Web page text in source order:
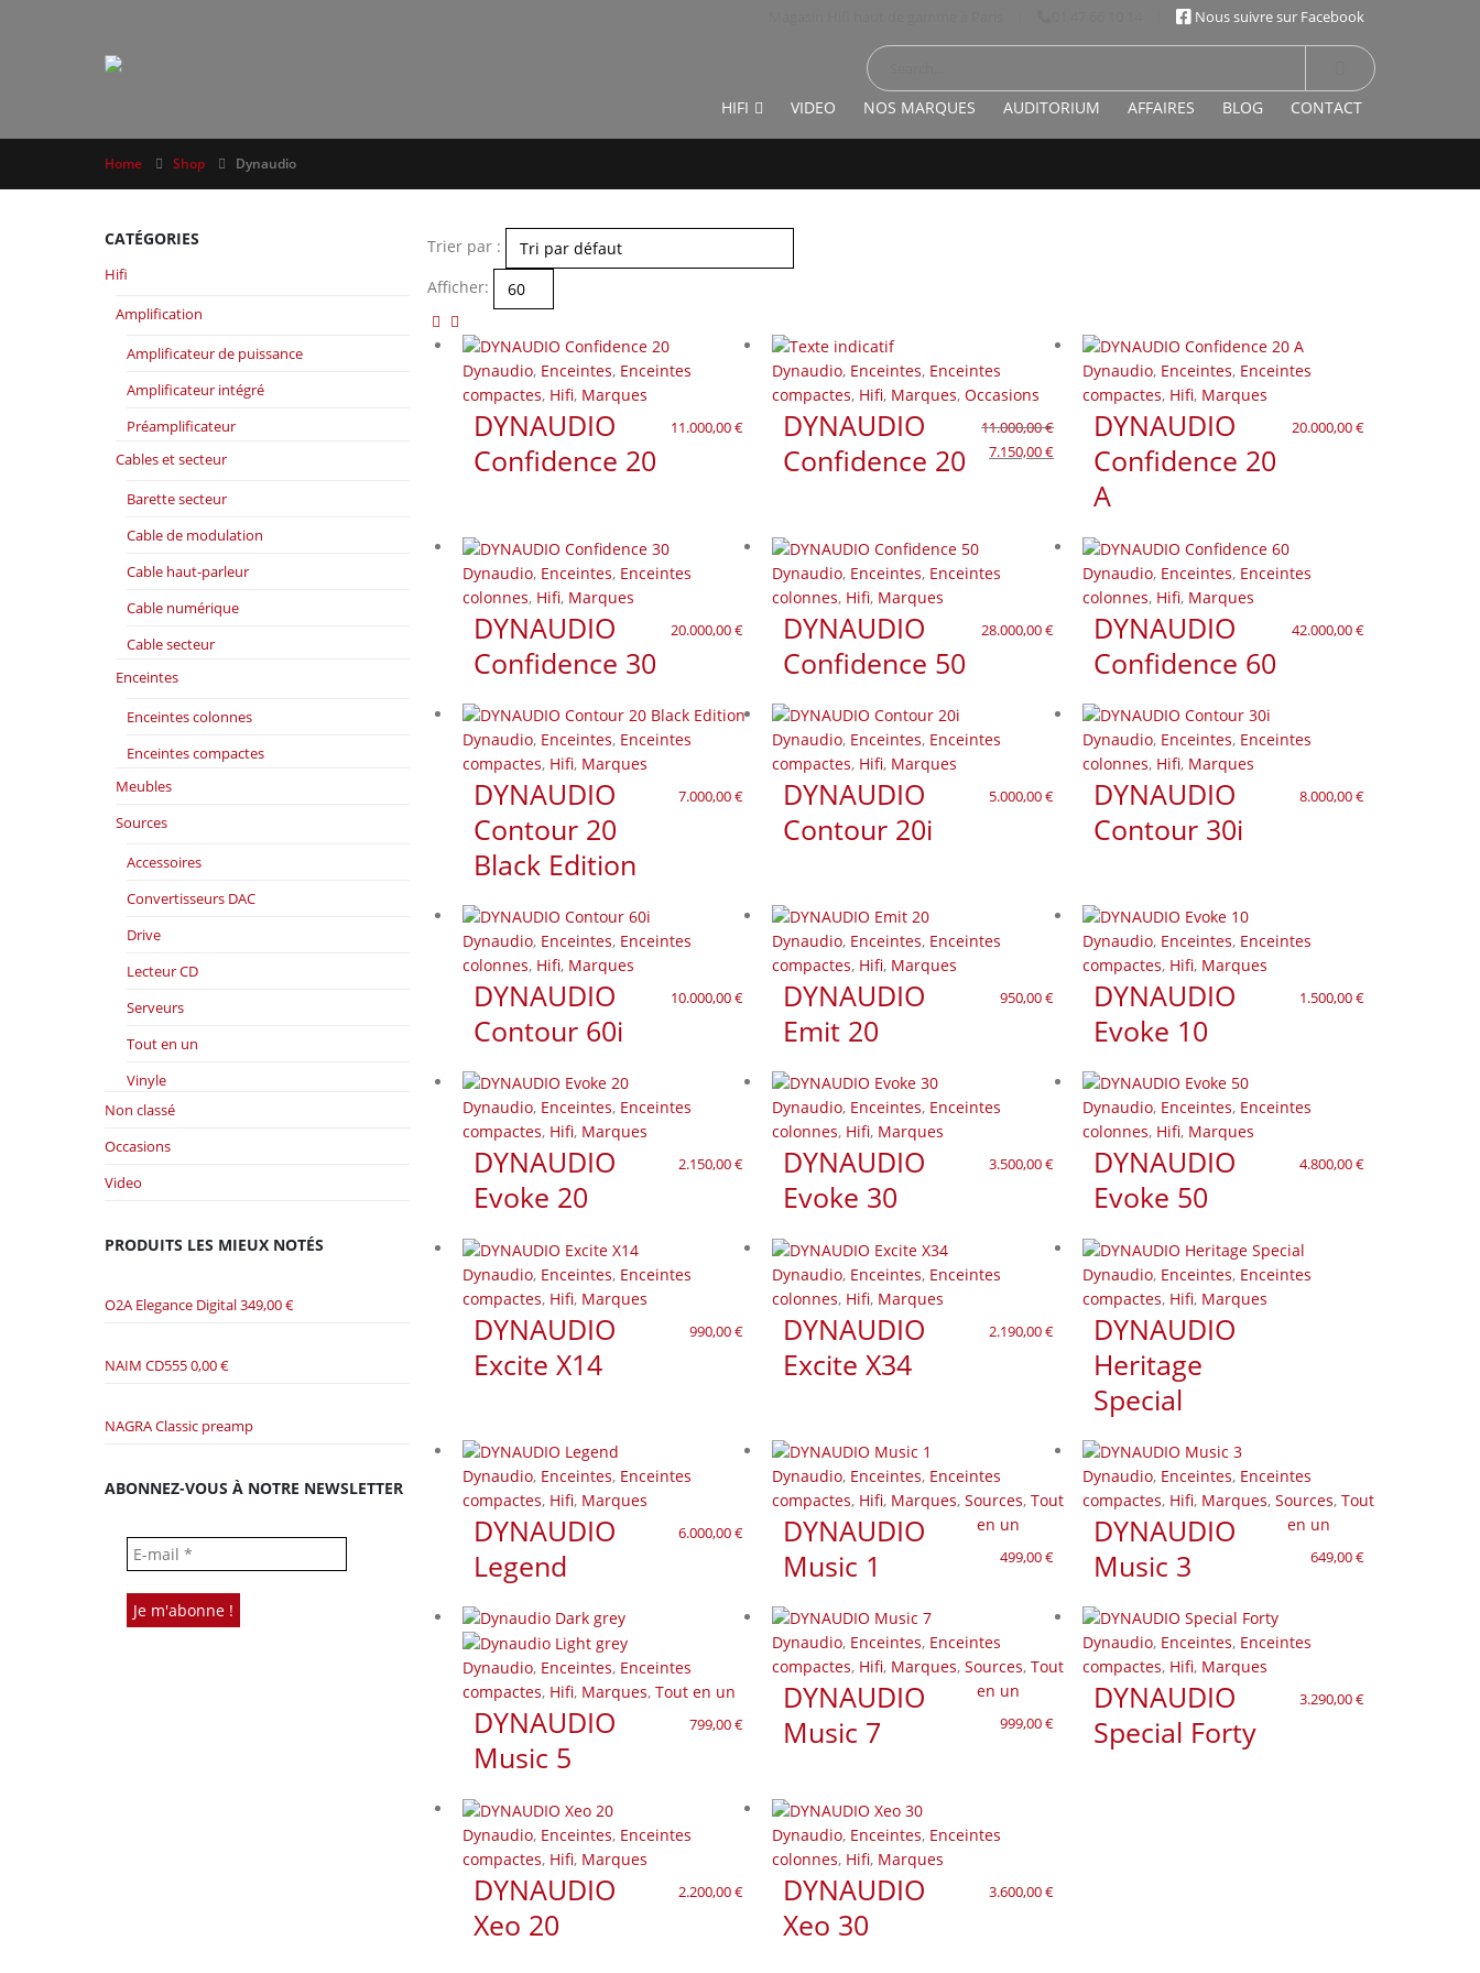
Nous suivre sur Facebook
HIFI VIDEO NOS MARQUES AUDITORIUM AFFAIRES BLOG CONTACT
Home Shop Dynaudio
Trier par :
Afficher:
Dynaudio, Enceintes, Enceintes
compactes, Hifi, Marques
DYNAUDIO
Confidence 20
11.000,00€
Dynaudio, Enceintes, Enceintes
compactes, Hifi, Marques,Occasions
DYNAUDIO
Confidence 20
11.000,00€
Le
11.000,00 €.
7.150,00€Le
7.150,00 €.
Dynaudio, Enceintes, Enceintes
compactes, Hifi, Marques
DYNAUDIO
Confidence 20
A
20.000,00€
Dynaudio, Enceintes, Enceintes
colonnes, Hifi, Marques
DYNAUDIO
Confidence 30
20.000,00€
Dynaudio, Enceintes, Enceintes
colonnes, Hifi, Marques
DYNAUDIO
Confidence 50
28.000,00€
Dynaudio, Enceintes, Enceintes
colonnes, Hifi, Marques
DYNAUDIO
Confidence 60
42.000,00€
Dynaudio, Enceintes, Enceintes
compactes, Hifi, Marques
DYNAUDIO
Contour 20
Black Edition
7.000,00€
Dynaudio, Enceintes, Enceintes
compactes, Hifi, Marques
DYNAUDIO
Contour 20i
5.000,00€
Dynaudio, Enceintes, Enceintes
colonnes, Hifi, Marques
DYNAUDIO
Contour 30i
8.000,00€
Dynaudio, Enceintes, Enceintes
colonnes, Hifi, Marques
DYNAUDIO
Contour 60i
10.000,00€
Dynaudio, Enceintes, Enceintes
compactes, Hifi, Marques
DYNAUDIO
Emit 20
950,00€
Dynaudio, Enceintes, Enceintes
compactes, Hifi, Marques
DYNAUDIO
Evoke 10
1.500,00€
Dynaudio, Enceintes, Enceintes
compactes, Hifi, Marques
DYNAUDIO
Evoke 20
2.150,00€
Dynaudio, Enceintes, Enceintes
colonnes, Hifi, Marques
DYNAUDIO
Evoke 30
3.500,00€
Dynaudio, Enceintes, Enceintes
colonnes, Hifi, Marques
DYNAUDIO
Evoke 50
4.800,00€
Dynaudio, Enceintes, Enceintes
compactes, Hifi, Marques
DYNAUDIO
Excite X14
990,00€
Dynaudio, Enceintes, Enceintes
colonnes, Hifi, Marques
DYNAUDIO
Excite X34
2.190,00€
Dynaudio, Enceintes, Enceintes
compactes, Hifi, Marques
DYNAUDIO
Heritage
Special
Dynaudio, Enceintes, Enceintes
compactes, Hifi, Marques
DYNAUDIO
Legend
6.000,00€
Dynaudio, Enceintes, Enceintes
compactes, Hifi, Marques,Sources,Tout
en un
DYNAUDIO
Music 1
499,00€
Dynaudio, Enceintes, Enceintes
compactes, Hifi, Marques,Sources,Tout
en un
DYNAUDIO
Music 3
649,00€
Dynaudio, Enceintes, Enceintes
compactes, Hifi, Marques, Tout en un
DYNAUDIO
Music 5
799,00€
Dynaudio, Enceintes, Enceintes
compactes, Hifi, Marques,Sources,Tout
en un
DYNAUDIO
Music 7
999,00€
Dynaudio, Enceintes, Enceintes
compactes, Hifi, Marques
DYNAUDIO
Special Forty
3.290,00€
Dynaudio, Enceintes, Enceintes
compactes, Hifi, Marques
DYNAUDIO
Xeo 20
2.200,00€
Dynaudio, Enceintes, Enceintes
colonnes, Hifi, Marques
DYNAUDIO
Xeo 30
3.600,00€
CATÉGORIES
Hifi
Amplification
Amplificateur de puissance
Amplificateur intégré
Préamplificateur
Cables et secteur
Barette secteur
Cable de modulation
Cable haut-parleur
Cable numérique
Cable secteur
Enceintes
Enceintes colonnes
Enceintes compactes
Meubles
Sources
Accessoires
Convertisseurs DAC
Drive
Lecteur CD
Serveurs
Tout en un
Vinyle
Non classé
Occasions
Video
PRODUITS LES MIEUX NOTÉS
O2A Elegance Digital349,00€
NAIM CD5550,00€
NAGRA Classic preamp
ABONNEZ-VOUS À NOTRE NEWSLETTER